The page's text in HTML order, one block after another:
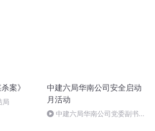
案》
局
中建六局华南公司安全启动
月活动
中建六局华南公司党委副书